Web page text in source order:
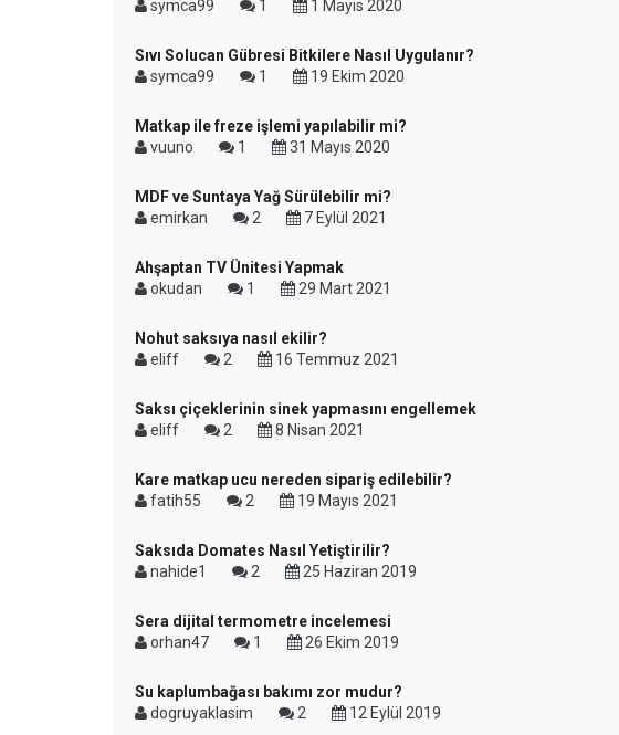
symca99
1 1 Mayıs 2020
Sıvı Solucan Gübresi Bitkilere Nasıl Uygulanır?
symca99
1 19 Ekim 2020
Matkap ile freze işlemi yapılabilir mi?
vuuno
1 31 Mayıs 2020
MDF ve Suntaya Yağ Sürülebilir mi?
emirkan
2 7 Eylül 2021
Ahşaptan TV Ünitesi Yapmak
okudan
1 29 Mart 2021
Nohut saksıya nasıl ekilir?
eliff
2 16 Temmuz 2021
Saksı çiçeklerinin sinek yapmasını engellemek
eliff
2 8 Nisan 2021
Kare matkap ucu nereden sipariş edilebilir?
fatih55
2 19 Mayıs 2021
Saksıda Domates Nasıl Yetiştirilir?
nahide1
2 25 Haziran 2019
Sera dijital termometre incelemesi
orhan47
1 26 Ekim 2019
Su kaplumbağası bakımı zor mudur?
dogruyaklasim
2 12 Eylül 2019